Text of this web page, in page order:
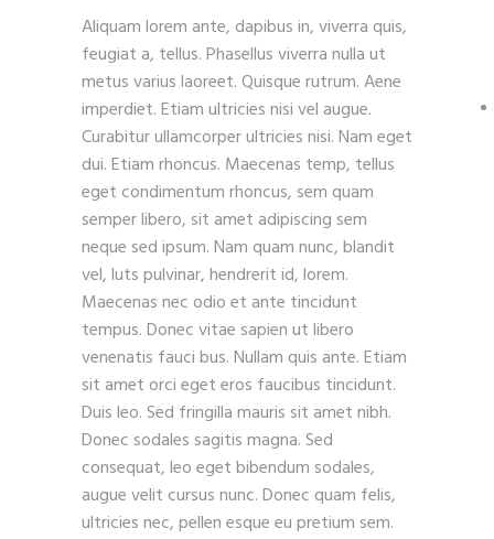
Aliquam lorem ante, dapibus in, viverra quis,
feugiat a, tellus. Phasellus viverra nulla ut
metus varius laoreet. Quisque rutrum. Aene
imperdiet. Etiam ultricies nisi vel augue.
Curabitur ullamcorper ultricies nisi. Nam eget
dui. Etiam rhoncus. Maecenas temp, tellus
eget condimentum rhoncus, sem quam
semper libero, sit amet adipiscing sem
neque sed ipsum. Nam quam nunc, blandit
vel, luts pulvinar, hendrerit id, lorem.
Maecenas nec odio et ante tincidunt
tempus. Donec vitae sapien ut libero
venenatis fauci bus. Nullam quis ante. Etiam
sit amet orci eget eros faucibus tincidunt.
Duis leo. Sed fringilla mauris sit amet nibh.
Donec sodales sagitis magna. Sed
consequat, leo eget bibendum sodales,
augue velit cursus nunc. Donec quam felis,
ultricies nec, pellen esque eu pretium sem.